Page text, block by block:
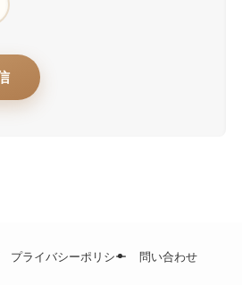
プライバシーポリシー 問い合わせ